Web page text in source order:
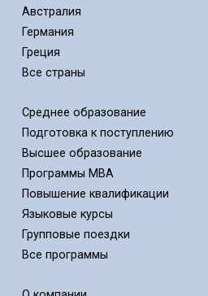
Австралия
Германия
Греция
Все страны
Среднее образование
Подготовка к поступлению
Высшее образование
Программы MBA
Повышение квалификации
Языковые курсы
Групповые поездки
Все программы